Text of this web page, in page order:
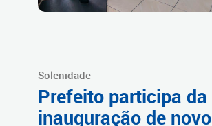
Solenidade
Prefeito participa da
inauguração de novo